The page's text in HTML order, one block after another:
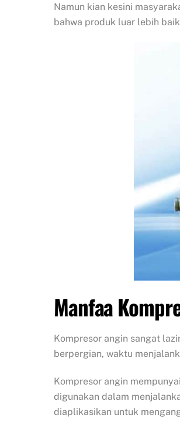
Namun kian kesini
bahwa produk luar lebih
Manfaa
Kompresor angin sangat
berpergian, waktu
Kompresor angin
digunakan dalam
diaplikasikan untuk